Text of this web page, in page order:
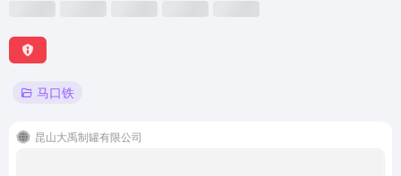
马口铁
昆山大禹制罐有限公司